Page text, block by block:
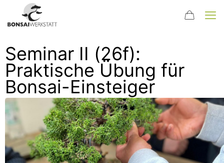
Seminar II (26f):
Praktische Übung für
Bonsai-Einsteiger